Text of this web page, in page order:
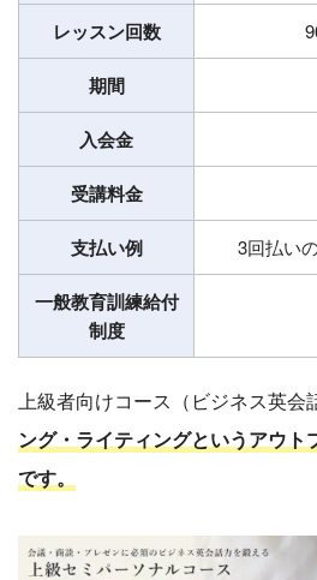
レッスン回数
期間
入会金
受講料金
支払い例 3回払い
一般教育訓練給付
制度
上級者向けコース（ビジネス英会
ング・ライティングというアウト
です。